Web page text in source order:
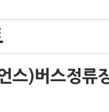
스)버스정류